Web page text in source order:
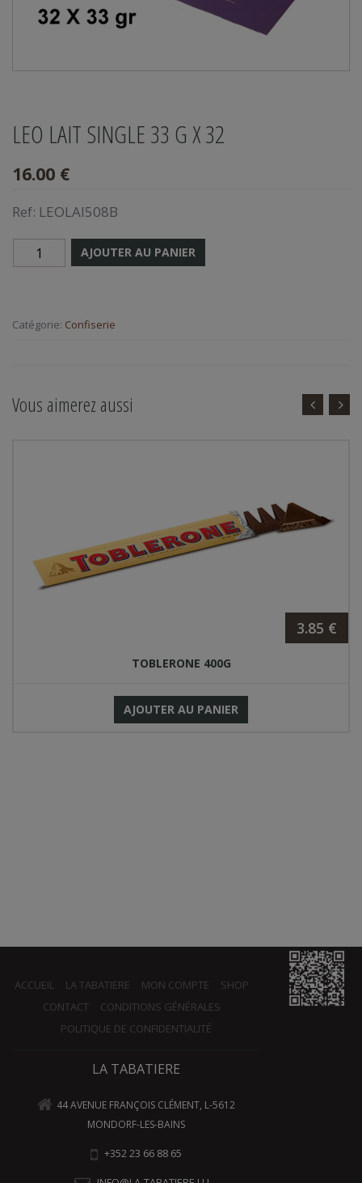
LEO LAIT SINGLE 33 G X 32
16.00 €
Ref: LEOLAI508B
AJOUTER AU PANIER
Catégorie: Confiserie
Vous aimerez aussi
3.85 €
TOBLERONE 400G
AJOUTER AU PANIER
ACCUEIL LA TABATIERE MON COMPTE
SHOP
CONTACT
CONDITIONS GÉNÉRALES
POLITIQUE DE CONFIDENTIALITÉ
LA TABATIERE
44 AVENUE FRANÇOIS CLÉMENT, L-5612
MONDORF-LES-BAINS
+352 23 66 88 65